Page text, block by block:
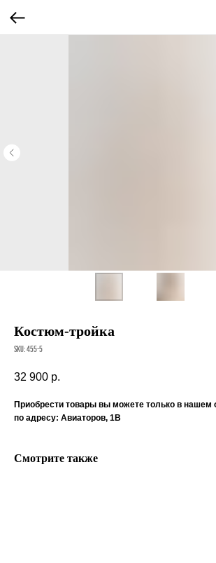
Костюм-тройка
SKU:455-5
32 900 р.
Приобрести товары вы можете только в нашем
по адресу: Авиаторов, 1В
Смотрите также